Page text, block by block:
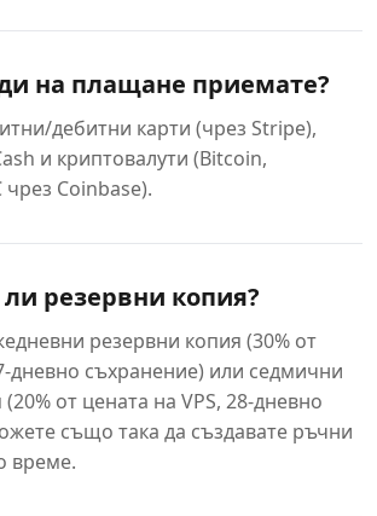
на плащане приемате?
дебитни карти (чрез Stripe),
и криптовалути (Bitcoin,
чрез Coinbase).
резервни копия?
резервни копия (30% от
дневно съхранение) или седмични
от цената на VPS, 28-дневно
също така да създавате ръчни
време.